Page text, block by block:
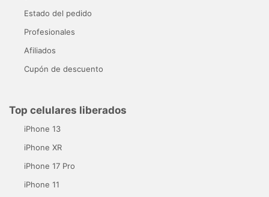
Estado del pedido
Profesionales
Afiliados
Cupón de descuento
Top celulares liberados
iPhone 13
iPhone XR
iPhone 17 Pro
iPhone 11